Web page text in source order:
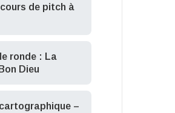
de pitch à
ronde : La
Dieu
–